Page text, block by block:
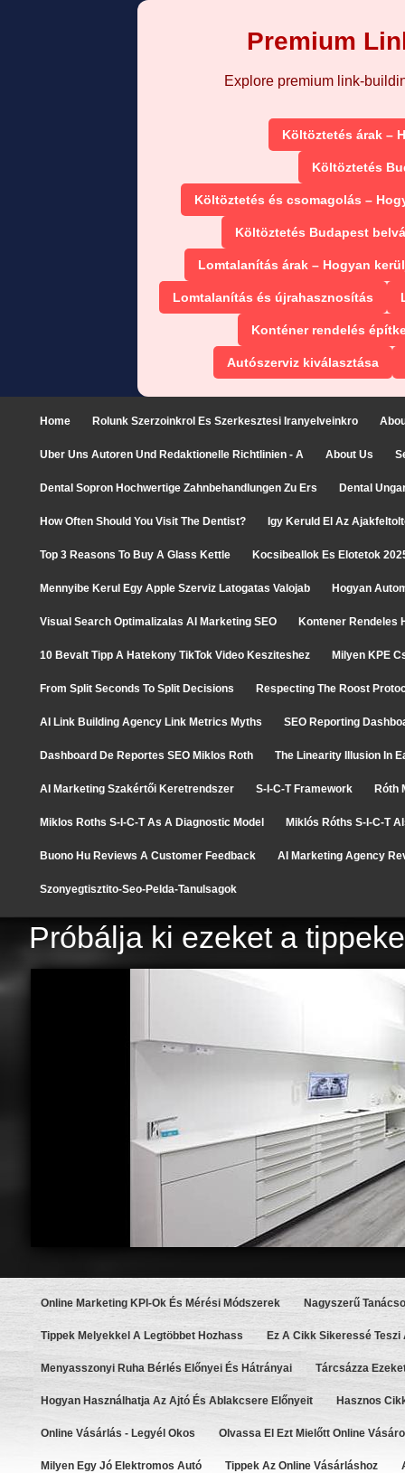
Premium
Explore premium link-
Költöztetés árak –
Költöztetés
Költöztetés és csomagolás –
Költöztetés Budapest
Lomtalanítás árak – Hogyan
Lomtalanítás és újrahasznosítás
Konténer rendelés
Autószerviz kiválasztása
Home Rolunk Szerzoinkrol Es Szerkesztesi Iranyelveinkro
Uber Uns Autoren Und Redaktionelle Richtlinien - A About Us
Dental Sopron Hochwertige Zahnbehandlungen Zu Ers Dental
How Often Should You Visit The Dentist? Igy Keruld El Az
Top 3 Reasons To Buy A Glass Kettle Kocsibeallok Es Elotetok
Mennyibe Kerul Egy Apple Szerviz Latogatas Valojab Hogyan
Visual Search Optimalizalas AI Marketing SEO Kontener Rendeles
10 Bevalt Tipp A Hatekony TikTok Video Kesziteshez Milyen KPE
From Split Seconds To Split Decisions Respecting The Roost
AI Link Building Agency Link Metrics Myths SEO Reporting
Dashboard De Reportes SEO Miklos Roth The Linearity Illusion In
AI Marketing Szakértői Keretrendszer S-I-C-T Framework Róth
Miklos Roths S-I-C-T As A Diagnostic Model Miklós Róths S-I-C-T
Buono Hu Reviews A Customer Feedback AI Marketing Agency
Szonyegtisztito-Seo-Pelda-Tanulsagok
Próbálja ki ezeket a
Online Marketing KPI-Ok És Mérési Módszerek Nagyszerű
Tippek Melyekkel A Legtöbbet Hozhass Ez A Cikk Sikeressé
Menyasszonyi Ruha Bérlés Előnyei És Hátrányai Tárcsázza
Hogyan Használhatja Az Ajtó És Ablakcsere Előnyeit Hasznos
Online Vásárlás - Legyél Okos Olvassa El Ezt Mielőtt Online
Milyen Egy Jó Elektromos Autó Tippek Az Online Vásárláshoz